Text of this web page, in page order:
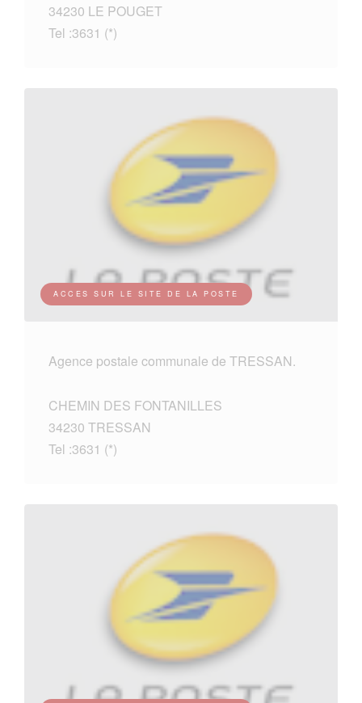
34230 LE POUGET
Tel :3631 (*)
ACCES SUR LE SITE DE LA POSTE
Agence postale communale de TRESSAN.
CHEMIN DES FONTANILLES
34230 TRESSAN
Tel :3631 (*)